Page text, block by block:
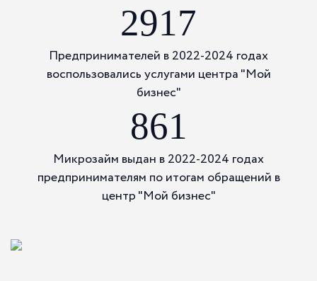
ФИНАНСОВЫЕ ИНСТРУМЕНТЫ
Подробнее
2917
Предпринимателей в 2022-2024 годах
воспользовались услугами центра "Мой
бизнес"
861
Микрозайм выдан в 2022-2024 годах
предпринимателям по итогам обращений в
центр "Мой бизнес"